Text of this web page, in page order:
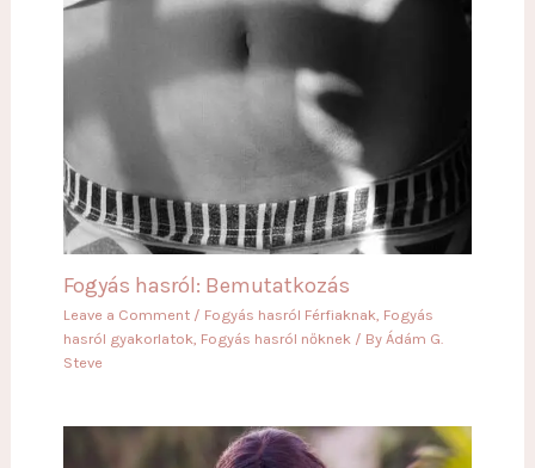
Fogyás hasról: Bemutatkozás
Leave a Comment / Fogyás hasról Férfiaknak, Fogyás
hasról gyakorlatok, Fogyás hasról nőknek/ By Ádám G.
Steve